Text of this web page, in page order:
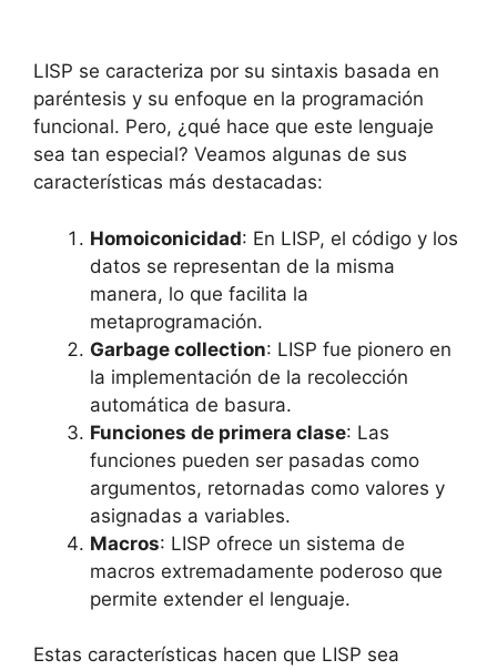
LISP se caracteriza por su sintaxis basada en
paréntesis y su enfoque en la programación
funcional. Pero, ¿qué hace que este lenguaje
sea tan especial? Veamos algunas de sus
características más destacadas:
Homoiconicidad: En LISP, el código y los
datos se representan de la misma
manera, lo que facilita la
metaprogramación.
Garbage collection: LISP fue pionero en
la implementación de la recolección
automática de basura.
Funciones de primera clase: Las
funciones pueden ser pasadas como
argumentos, retornadas como valores y
asignadas a variables.
Macros: LISP ofrece un sistema de
macros extremadamente poderoso que
permite extender el lenguaje.
Estas características hacen que LISP sea